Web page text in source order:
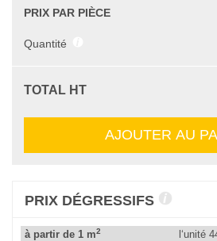
PRIX PAR PIÈCE
Quantité
TOTAL HT
AJOUTER AU
PRIX DÉGRESSIFS
à partir de 1 m2 l‘unité